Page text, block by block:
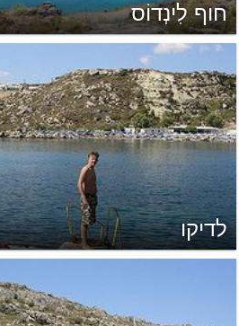
חוף לִינְדוֹס
לדיקו